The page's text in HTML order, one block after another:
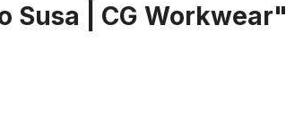
Susa | CG Workwear"